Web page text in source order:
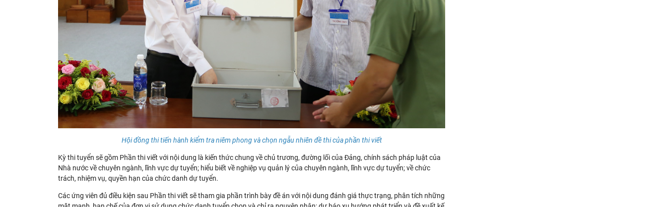
Hội đồng thi tiến hành kiểm tra niêm phong và chọn ngẫu nhiên đề thi của phần thi viết
Kỳ thi tuyển sẽ gồm Phần thi viết với nội dung là kiến thức chung về chủ trương, đường lối của Đảng, chính sách pháp luật của
Nhà nước về chuyên ngành, lĩnh vực dự tuyển; hiểu biết về nghiệp vụ quản lý của chuyên ngành, lĩnh vực dự tuyển; về chức
trách, nhiệm vụ, quyền hạn của chức danh dự tuyển.
Các ứng viên đủ điều kiện sau Phần thi viết sẽ tham gia phần trình bày đề án với nội dung đánh giá thực trạng, phân tích những